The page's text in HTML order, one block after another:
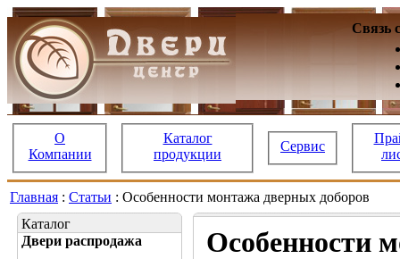
Связь
О
Компании
Каталог
продукции
Сервис
Главная : Статьи : Особенности монтажа дверных доборов
Каталог
Двери распродажа
Особенности